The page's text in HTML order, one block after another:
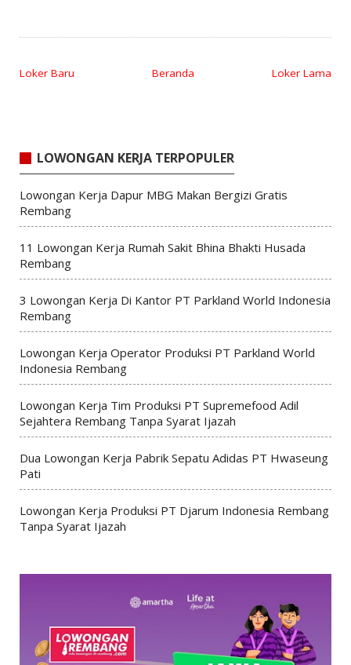
Loker Baru Loker Lama
Beranda
LOWONGAN KERJA TERPOPULER
Lowongan Kerja Dapur MBG Makan Bergizi Gratis
Rembang
11 Lowongan Kerja Rumah Sakit Bhina Bhakti Husada
Rembang
3 Lowongan Kerja Di Kantor PT Parkland World Indonesia
Rembang
Lowongan Kerja Operator Produksi PT Parkland World
Indonesia Rembang
Lowongan Kerja Tim Produksi PT Supremefood Adil
Sejahtera Rembang Tanpa Syarat Ijazah
Dua Lowongan Kerja Pabrik Sepatu Adidas PT Hwaseung
Pati
Lowongan Kerja Produksi PT Djarum Indonesia Rembang
Tanpa Syarat Ijazah